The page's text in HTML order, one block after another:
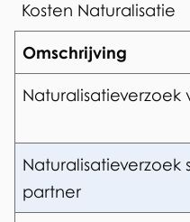
D
Kosten Naturalisatie
Omschrijving
Naturalisatieverzoek
Naturalisatieverzoek
partner